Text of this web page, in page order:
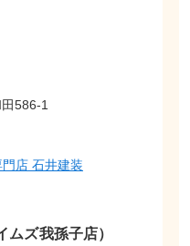
586-1
店 石井建装
ムズ我孫子店）